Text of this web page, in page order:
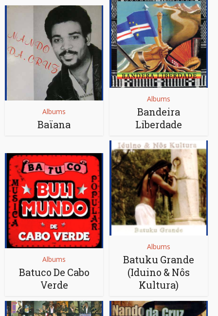
Albums
Baïana
Albums
Bandeira
Liberdade
Albums
Batuco De Cabo
Verde
Albums
Batuku Grande
(Iduino & Nôs
Kultura)